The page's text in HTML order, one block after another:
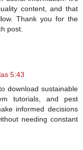
content, and that
Thank you for the
post.
5:43
download sustainable
tutorials, and pest
informed decisions
needing constant